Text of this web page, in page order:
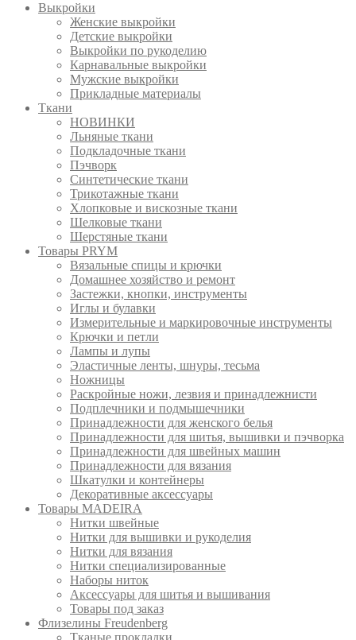
Выкройки
Женские выкройки
Детские выкройки
Выкройки по рукоделию
Карнавальные выкройки
Мужские выкройки
Прикладные материалы
Ткани
НОВИНКИ
Льняные ткани
Подкладочные ткани
Пэчворк
Синтетические ткани
Трикотажные ткани
Хлопковые и вискозные ткани
Шелковые ткани
Шерстяные ткани
Товары PRYM
Вязальные спицы и крючки
Домашнее хозяйство и ремонт
Застежки, кнопки, инструменты
Иглы и булавки
Измерительные и маркировочные инструменты
Крючки и петли
Лампы и лупы
Эластичные ленты, шнуры, тесьма
Ножницы
Раскройные ножи, лезвия и принадлежнисти
Подплечники и подмышечники
Принадлежности для женского белья
Принадлежности для шитья, вышивки и пэчворка
Принадлежности для швейных машин
Принадлежности для вязания
Шкатулки и контейнеры
Декоративные аксессуары
Товары MADEIRA
Нитки швейные
Нитки для вышивки и рукоделия
Нитки для вязания
Нитки специализированные
Наборы ниток
Аксессуары для шитья и вышивания
Товары под заказ
Флизелины Freudenberg